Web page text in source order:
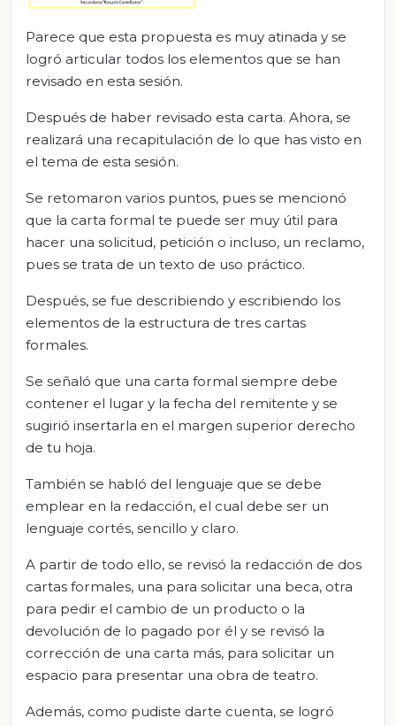
Parece que esta propuesta es muy atinada y se
logró articular todos los elementos que se han
revisado en esta sesión.
Después de haber revisado esta carta. Ahora, se
realizará una recapitulación de lo que has visto en
el tema de esta sesión.
Se retomaron varios puntos, pues se mencionó
que la carta formal te puede ser muy útil para
hacer una solicitud, petición o incluso, un reclamo,
pues se trata de un texto de uso práctico.
Después, se fue describiendo y escribiendo los
elementos de la estructura de tres cartas
formales.
Se señaló que una carta formal siempre debe
contener el lugar y la fecha del remitente y se
sugirió insertarla en el margen superior derecho
de tu hoja.
También se habló del lenguaje que se debe
emplear en la redacción, el cual debe ser un
lenguaje cortés, sencillo y claro.
A partir de todo ello, se revisó la redacción de dos
cartas formales, una para solicitar una beca, otra
para pedir el cambio de un producto o la
devolución de lo pagado por él y se revisó la
corrección de una carta más, para solicitar un
espacio para presentar una obra de teatro.
Además, como pudiste darte cuenta, se logró